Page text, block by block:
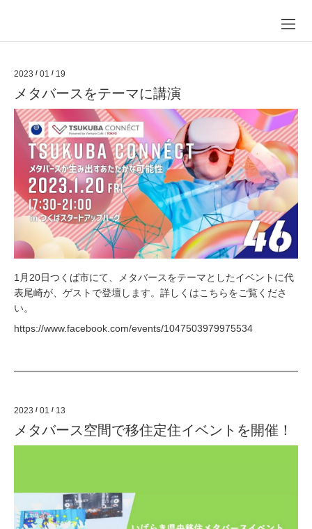
2023 / 01 / 19
メタバースをテーマに講演
1月20日つくば市にて、メタバースをテーマとしたイベントに代
表尾崎が、ゲストで登壇します。詳しくはこちらをご覧くださ
い。
https://www.facebook.com/events/1047503979975534
2023 / 01 / 13
メタバース空間で移住定住イベントを開催！